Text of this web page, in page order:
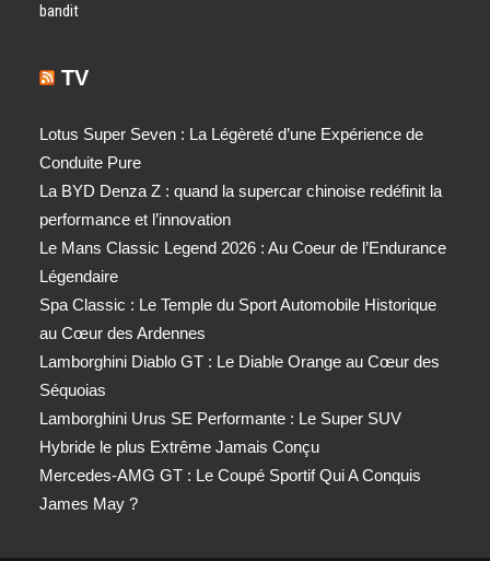
bandit
TV
Lotus Super Seven : La Légèreté d’une Expérience de
Conduite Pure
La BYD Denza Z : quand la supercar chinoise redéfinit la
performance et l’innovation
Le Mans Classic Legend 2026 : Au Coeur de l’Endurance
Légendaire
Spa Classic : Le Temple du Sport Automobile Historique
au Cœur des Ardennes
Lamborghini Diablo GT : Le Diable Orange au Cœur des
Séquoias
Lamborghini Urus SE Performante : Le Super SUV
Hybride le plus Extrême Jamais Conçu
Mercedes-AMG GT : Le Coupé Sportif Qui A Conquis
James May ?